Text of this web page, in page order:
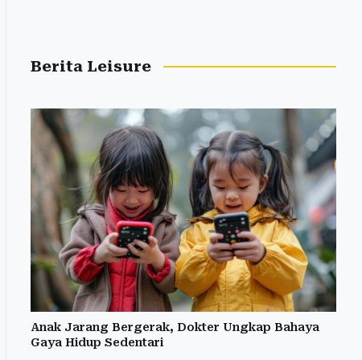
Berita Leisure
Anak Jarang Bergerak, Dokter Ungkap Bahaya
Gaya Hidup Sedentari